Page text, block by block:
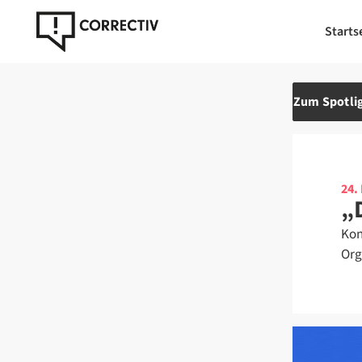
Zum
24.